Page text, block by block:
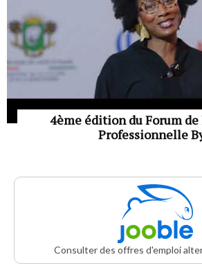
4ème édition du Forum
Professionnelle
Consulter des offres d'emploi